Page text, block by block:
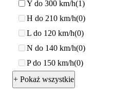
Y do 300 km/h 1
H do 210 km/h 0
L do 120 km/h 0
N do 140 km/h 0
P do 150 km/h 0
+ Pokaż wszystkie